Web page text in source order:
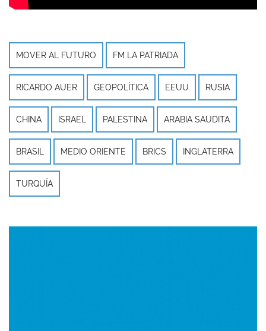
MOVER AL FUTURO FM LA PATRIADA
RICARDO AUER GEOPOLÍTICA EEUU RUSIA
CHINA ISRAEL PALESTINA ARABIA SAUDITA
BRASIL MEDIO ORIENTE BRICS INGLATERRA
TURQUÍA